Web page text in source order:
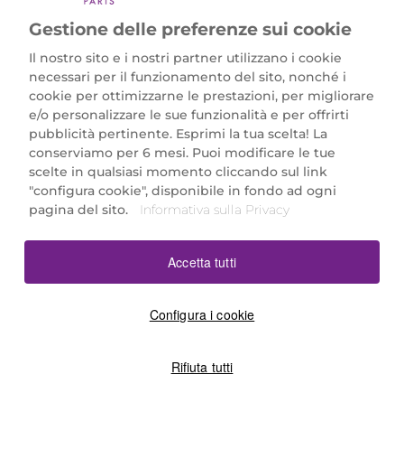
Marionnaud Parfumeries Italia S.r.l.
Largo Fiera Milano 5, 20017 Rho (MI)
REA Milano 1650024 con P.IVA 13425220152.
SCARICA LA NOSTRA APP
Gestione delle preferenze sui cookie
Il nostro sito e i nostri partner utilizzano i cookie
necessari per il funzionamento del sito, nonché i
cookie per ottimizzarne le prestazioni, per migliorare
e/o personalizzare le sue funzionalità e per offrirti
pubblicità pertinente. Esprimi la tua scelta! La
conserviamo per 6 mesi. Puoi modificare le tue
scelte in qualsiasi momento cliccando sul link
"configura cookie", disponibile in fondo ad ogni
pagina del sito.
Informativa sulla Privacy
Configura i cookie
Rifiuta tutti
Accetta tutti